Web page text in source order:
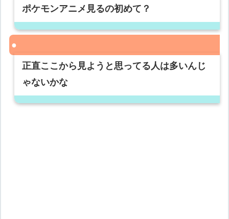
ポケモンアニメ見るの初めて？
正直ここから見ようと思ってる人は多いんじ
ゃないかな